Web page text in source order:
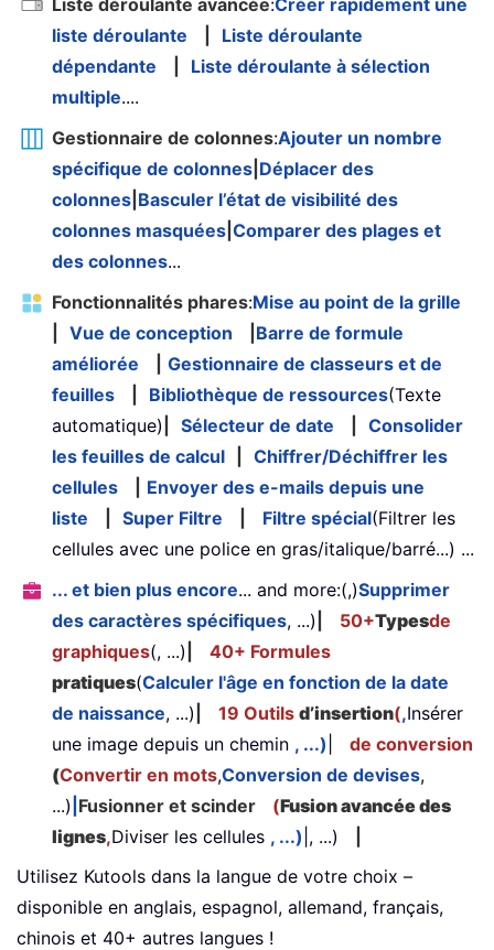
liste déroulante
Liste déroulante
dépendante
Liste déroulante à sélection
multiple....
Gestionnaire de colonnes:Ajouter un nombre
spécifique de colonnes Déplacer des
colonnes Basculer l’état de visibilité des
colonnes masquées Comparer des plages et
des colonnes...
Fonctionnalités phares:Mise au point de la grille
Vue de conception
Barre de formule
améliorée
Gestionnaire de classeurs et de
feuilles
Bibliothèque de ressources(Texte
automatique)
Sélecteur de date
Consolider
les feuilles de calcul
Chiffrer/Déchiffrer les
cellules
Envoyer des e-mails depuis une
liste
Super Filtre Filtre spécial(Filtrer les
cellules avec une police en gras/italique/barré...) ...
... et bien plus encore... and more:(,)Supprimer
des caractères spécifiques, ...) 50+Typesde
graphiques(, ...)
40+ Formules
pratiques(Calculer l'âge en fonction de la date
de naissance, ...) 19 Outils d’insertion(,Insérer
une image depuis un chemin , ...)
de conversion
(Convertir en mots,Conversion de devises,
...) Fusionner et scinder (Fusion avancée des
lignes,Diviser les cellules , ...) |, ...)
Utilisez Kutools dans la langue de votre choix –
disponible en anglais, espagnol, allemand, français,
chinois et 40+ autres langues !